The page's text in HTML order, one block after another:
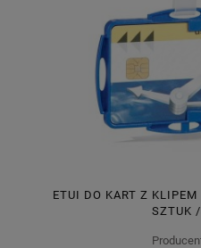
ETUI DO KART Z
SZTUK